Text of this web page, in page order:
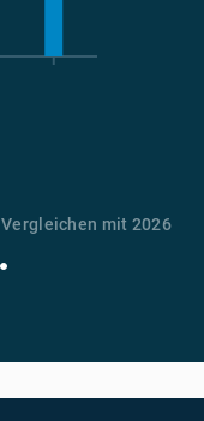
Vergleichen mit 2026